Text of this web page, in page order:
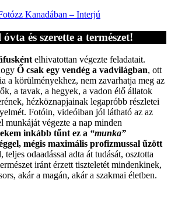
Kanadában – Interjú
és szerette a természet!
elhivatottan végezte feladatait.
Ő csak egy vendég a vadvilágban, ott
a körülményekhez, nem zavarhatja meg az
a tavak, a hegyek, a vadon élő állatok
hézköznapjainak legapróbb részletei
Fotóin, videóiban jól látható az az
munkáját végezte a nap minden
inkább tűnt ez a “munka”
mégis maximális profizmussal űzött
teljes odaadással adta át tudását, osztotta
iránt érzett tiszteletét mindenkinek,
akár a magán, akár a szakmai életben.